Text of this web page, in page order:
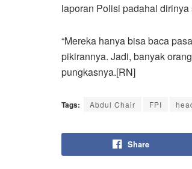
laporan Polisi padahal dirinya
“Mereka hanya bisa baca
pikirannya. Jadi, banyak
pungkasnya.[RN]
Tags: Abdul Chair FPI
Share